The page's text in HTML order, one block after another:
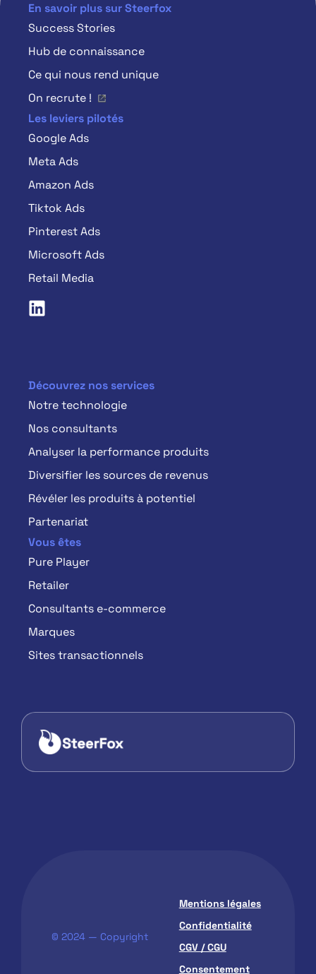
En savoir plus sur Steerfox
Success Stories
Hub de connaissance
Ce qui nous rend unique
On recrute !
Les leviers pilotés
Google Ads
Meta Ads
Amazon Ads
Tiktok Ads
Pinterest Ads
Microsoft Ads
Retail Media
Découvrez nos services
Notre technologie
Nos consultants
Analyser la performance produits
Diversifier les sources de revenus
Révéler les produits à potentiel
Partenariat
Vous êtes
Pure Player
Retailer
Consultants e-commerce
Marques
Sites transactionnels
© 2024 — Copyright
Mentions légales
Confidentialité
CGV / CGU
Consentement